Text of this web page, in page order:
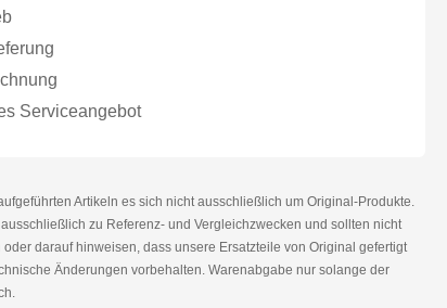
Serviceangebot
Artikeln es sich nicht ausschließlich um Original-Produkte.
zu Referenz- und Vergleichzwecken und sollten nicht
darauf hinweisen, dass unsere Ersatzteile von Original gefertigt
Änderungen vorbehalten. Warenabgabe nur solange der